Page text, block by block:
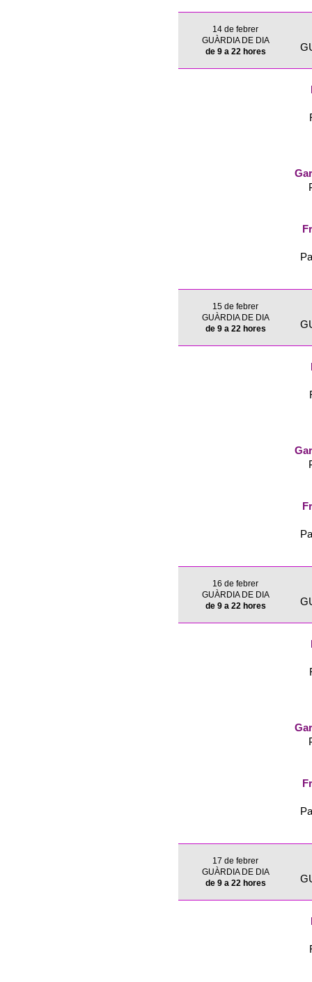
14 de febrer
GUÀRDIA DE DIA
de 9 a 22 hores
15 de febrer
GUÀRDIA DE DIA
de 9 a 22 hores
16 de febrer
GUÀRDIA DE DIA
de 9 a 22 hores
17 de febrer
GUÀRDIA DE DIA
de 9 a 22 hores